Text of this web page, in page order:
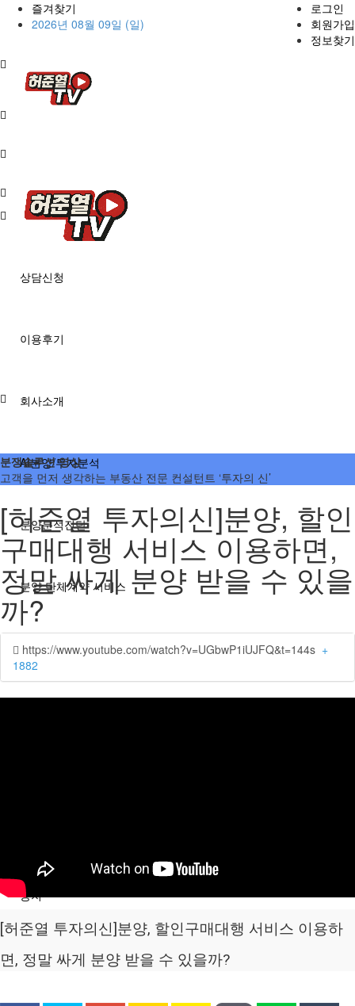
즐겨찾기
2026년 08월 09일 (일)
로그인
회원가입
정보찾기
상담신청
이용후기
회사소개
AI분양/투자분석
분양분석진단
분양 단체계약 서비스
부동산 재태크
공지
분쟁솔루션 영상
고객을 먼저 생각하는 부동산 전문 컨설턴트 ‘투자의 신’
[허준열 투자의신]분양, 할인
구매대행 서비스 이용하면,
정말 싸게 분양 받을 수 있을
까?
https://www.youtube.com/watch?v=UGbwP1iUJFQ&t=144s +
1882
[허준열 투자의신]분양, 할인구매대행 서비스 이용하
면, 정말 싸게 분양 받을 수 있을까?